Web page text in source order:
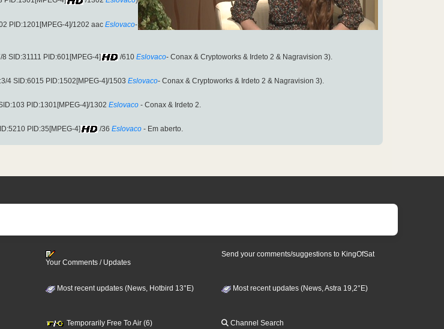
PID:1201[MPEG-4]/1202 aac Eslovaco-
SID:31111 PID:601[MPEG-4] /610 Eslovaco- Conax & Cryptoworks & Irdeto 2 & Nagravision 3).
4 SID:6015 PID:1502[MPEG-4]/1503 Eslovaco- Conax & Cryptoworks & Irdeto 2 & Nagravision 3).
PID:1301[MPEG-4]/1302 Eslovaco - Conax & Irdeto 2.
PID:35[MPEG-4] /36 Eslovaco - Em aberto.
Your Comments / Updates
Send your comments/suggestions to KingOfSat
Most recent updates (News, Hotbird 13°E) Most recent updates (News, Astra 19,2°E)
Temporarily Free To Air (6) Channel Search